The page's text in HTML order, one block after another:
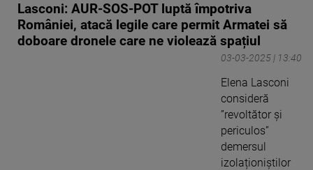
Lasconi: AUR-SOS-POT luptă împotriva
României, atacă legile care permit Armatei să
doboare dronele care ne violează spațiul
03-03-2025 | 13:40
Elena Lasconi
consideră
”revoltător și
periculos”
demersul
izolaționiștilor